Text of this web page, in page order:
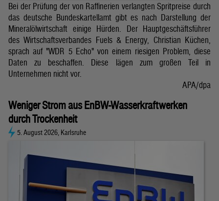
Bei der Prüfung der von Raffinerien verlangten Spritpreise durch
das deutsche Bundeskartellamt gibt es nach Darstellung der
Mineralölwirtschaft einige Hürden. Der Hauptgeschäftsführer
des Wirtschaftsverbandes Fuels & Energy, Christian Küchen,
sprach auf "WDR 5 Echo" von einem riesigen Problem, diese
Daten zu beschaffen. Diese lägen zum großen Teil in
Unternehmen nicht vor.
APA/dpa
Weniger Strom aus EnBW-Wasserkraftwerken
durch Trockenheit
5. August 2026, Karlsruhe